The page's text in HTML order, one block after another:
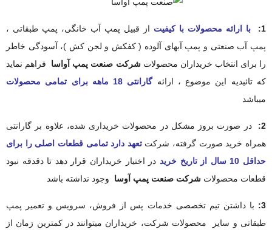
1: با ارائه محصولات با کیفیت از قبیل پمپ آب خانگی، پمپ طبقاتی ،
پمپ آب صنعتی و پمپ آبهای آلوده ( کفکش و لجن کش )، آسودگی خاطر
را برای انتخاب خریداران محصولاتشرکت صنعت پمپ آواسا فراهم نماید
که تائیدیه این موضوع ، ارائه گارانتی 18 ماهه برای تمامی محصولات
میباشد
2:
در صورت بروز مشکل در محصولات خریداری شده، علاوه بر گارانتی
همراه خرید صورت گرفته، شرکتتعهد دارد تمامی قطعات اصلی را برای
حداقل 10 سال از تاریخ خرید
در اختیار خریداران قرار دهد تا دقدقه نبود
قطعات محصولات شرکت صنعت پمپ آوسا وجود نداشته باشد
3:
با داشتن تیم تخصصی خدمات پس از فروش، سرویس و تعمیر پمپ
طبقاتی و سایر محصولات شرکت، خریداران میتوانند در کمترین زمان از